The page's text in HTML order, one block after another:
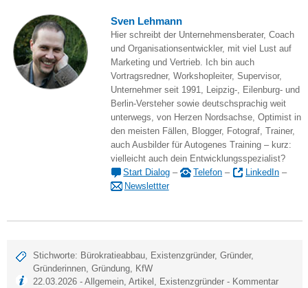
Sven Lehmann
Hier schreibt der Unternehmensberater, Coach
und Organisationsentwickler, mit viel Lust auf
Marketing und Vertrieb. Ich bin auch
Vortragsredner, Workshopleiter, Supervisor,
Unternehmer seit 1991, Leipzig-, Eilenburg- und
Berlin-Versteher sowie deutschsprachig weit
unterwegs, von Herzen Nordsachse, Optimist in
den meisten Fällen, Blogger, Fotograf, Trainer,
auch Ausbilder für Autogenes Training – kurz:
vielleicht auch dein Entwicklungsspezialist?
Start Dialog – Telefon – LinkedIn –
Newslettter
Stichworte: Bürokratieabbau Existenzgründer,Gründer,
Gründerinnen ,Gründung
KfW
22.03.2026 -Allgemein ,Artikel Existenzgründer - Kommentar